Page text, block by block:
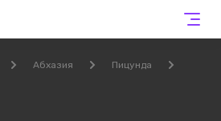
Абхазия
Пицунда